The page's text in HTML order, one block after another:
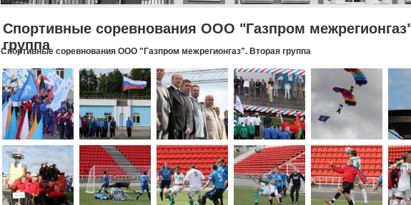
Спортивные соревнования ООО "Газпром
группа
Спортивные соревнования ООО "Газпром межрегионгаз". Вторая группа